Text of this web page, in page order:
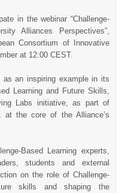
in the webinar “Challenge-
Alliances Perspectives”,
Consortium of Innovative
at 12:00 CEST.
as an inspiring example in its
Learning and Future Skills,
Labs initiative, as part of
the core of the Alliance’s
Based Learning experts,
students and external
on the role of Challenge-
skills and shaping the